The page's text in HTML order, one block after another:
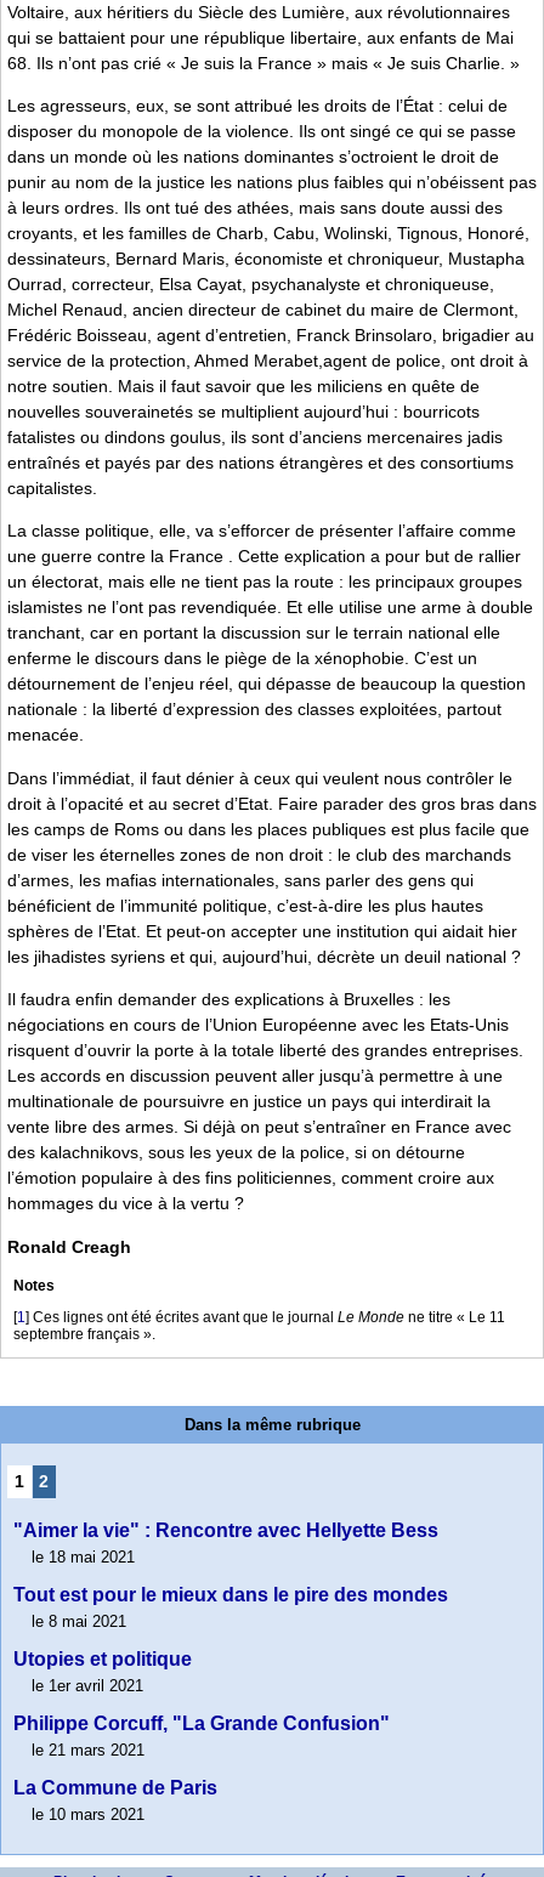
Voltaire, aux héritiers du Siècle des Lumière, aux révolutionnaires
qui se battaient pour une république libertaire, aux enfants de Mai
68. Ils n’ont pas crié « Je suis la France » mais « Je suis Charlie. »
Les agresseurs, eux, se sont attribué les droits de l’État : celui de
disposer du monopole de la violence. Ils ont singé ce qui se passe
dans un monde où les nations dominantes s’octroient le droit de
punir au nom de la justice les nations plus faibles qui n’obéissent pas
à leurs ordres. Ils ont tué des athées, mais sans doute aussi des
croyants, et les familles de Charb, Cabu, Wolinski, Tignous, Honoré,
dessinateurs, Bernard Maris, économiste et chroniqueur, Mustapha
Ourrad, correcteur, Elsa Cayat, psychanalyste et chroniqueuse,
Michel Renaud, ancien directeur de cabinet du maire de Clermont,
Frédéric Boisseau, agent d’entretien, Franck Brinsolaro, brigadier au
service de la protection, Ahmed Merabet,agent de police, ont droit à
notre soutien. Mais il faut savoir que les miliciens en quête de
nouvelles souverainetés se multiplient aujourd’hui : bourricots
fatalistes ou dindons goulus, ils sont d’anciens mercenaires jadis
entraînés et payés par des nations étrangères et des consortiums
capitalistes.
La classe politique, elle, va s’efforcer de présenter l’affaire comme
une guerre contre la France . Cette explication a pour but de rallier
un électorat, mais elle ne tient pas la route : les principaux groupes
islamistes ne l’ont pas revendiquée. Et elle utilise une arme à double
tranchant, car en portant la discussion sur le terrain national elle
enferme le discours dans le piège de la xénophobie. C’est un
détournement de l’enjeu réel, qui dépasse de beaucoup la question
nationale : la liberté d’expression des classes exploitées, partout
menacée.
Dans l’immédiat, il faut dénier à ceux qui veulent nous contrôler le
droit à l’opacité et au secret d’Etat. Faire parader des gros bras dans
les camps de Roms ou dans les places publiques est plus facile que
de viser les éternelles zones de non droit : le club des marchands
d’armes, les mafias internationales, sans parler des gens qui
bénéficient de l’immunité politique, c’est-à-dire les plus hautes
sphères de l’Etat. Et peut-on accepter une institution qui aidait hier
les jihadistes syriens et qui, aujourd’hui, décrète un deuil national ?
Il faudra enfin demander des explications à Bruxelles : les
négociations en cours de l’Union Européenne avec les Etats-Unis
risquent d’ouvrir la porte à la totale liberté des grandes entreprises.
Les accords en discussion peuvent aller jusqu’à permettre à une
multinationale de poursuivre en justice un pays qui interdirait la
vente libre des armes. Si déjà on peut s’entraîner en France avec
des kalachnikovs, sous les yeux de la police, si on détourne
l’émotion populaire à des fins politiciennes, comment croire aux
hommages du vice à la vertu ?
Ronald Creagh
Notes
[1] Ces lignes ont été écrites avant que le journal Le Monde ne titre « Le 11
septembre français ».
Dans la même rubrique
1 2
"Aimer la vie" : Rencontre avec Hellyette Bess
le 18 mai 2021
Tout est pour le mieux dans le pire des mondes
le 8 mai 2021
Utopies et politique
le 1er avril 2021
Philippe Corcuff, "La Grande Confusion"
le 21 mars 2021
La Commune de Paris
le 10 mars 2021